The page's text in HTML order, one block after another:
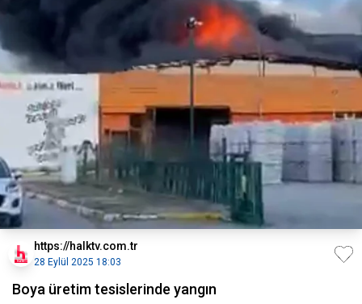
https://halktv.com.tr
28 Eylül 2025 18:03
Boya üretim tesislerinde yangın